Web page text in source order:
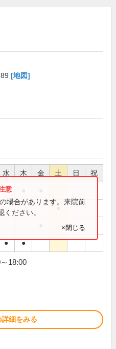
[地図]
水 木 金 土 日 祝
●
●
● ●
場合があります。来院前
ださい。
×閉じる
18:00
細をみる